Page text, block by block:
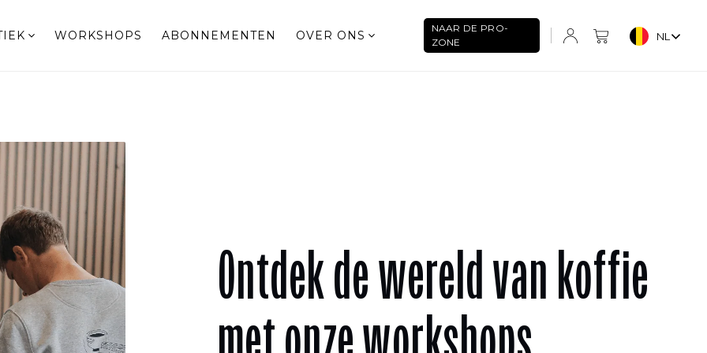
WORKSHOPS ABONNEMENTEN OVER ONS
NAAR DE PRO-
ZONE
NL
Ontdek de wereld van koffie